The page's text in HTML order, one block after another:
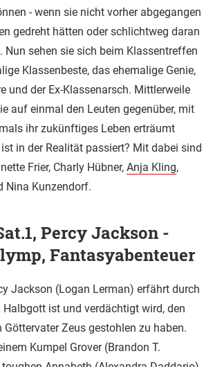
- wenn sie nicht vorher abgegangen
gedreht hätten oder schlichtweg daran
Nun sehen sie sich beim Klassentreffen
Klassenbeste, das ehemalige Genie,
und der Ex-Klassenarsch. Mittlerweile
auf einmal den Leuten gegenüber, mit
ihr zukünftiges Leben erträumt
in der Realität passiert? Mit dabei sind
Frier, Charly Hübner, Anja Kling,
Nina Kunzendorf.
Percy Jackson -
Fantasyabenteuer
Jackson (Logan Lerman) erfährt durch
ist und verdächtigt wird, den
Göttervater Zeus gestohlen zu haben.
Kumpel Grover (Brandon T.